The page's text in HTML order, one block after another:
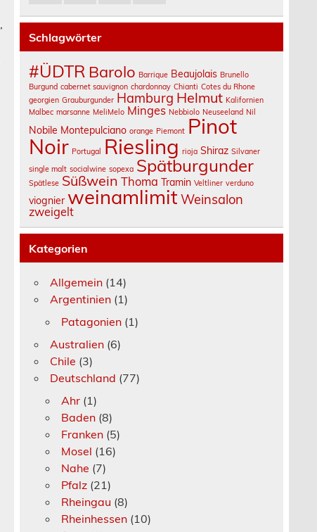
Schlagwörter
#ÜDTR Barolo Barrique Beaujolais Brunello
Burgund cabernet sauvignon chardonnay Chianti Cotes du Rhone
georgien Grauburgunder Hamburg Helmut Kalifornien
Malbec marsanne MeliMelo Minges Nebbiolo Neuseeland Nil
Nobile Montepulciano orange Piemont Pinot
Noir Portugal Riesling rioja Shiraz Silvaner
single malt socialwine sopexa Spätburgunder
Spätlese Süßwein Thoma Tramin Veltliner verduno
viognier weinamlimit Weinsalon
zweigelt
Kategorien
Allgemein (14)
Argentinien (1)
Patagonien (1)
Australien (6)
Chile (3)
Deutschland (77)
Ahr (1)
Baden (8)
Franken (5)
Mosel (16)
Nahe (7)
Pfalz (21)
Rheingau (8)
Rheinhessen (10)